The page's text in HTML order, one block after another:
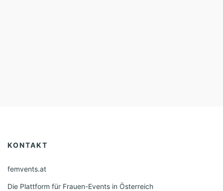
KONTAKT
femvents.at
Die Plattform für Frauen-Events in Österreich